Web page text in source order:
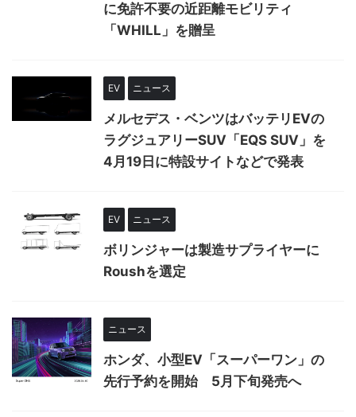
に免許不要の近距離モビリティ
「WHILL」を贈呈
EV ニュース
メルセデス・ベンツはバッテリEVの
ラグジュアリーSUV「EQS SUV」を
4月19日に特設サイトなどで発表
EV ニュース
ボリンジャーは製造サプライヤーに
Roushを選定
ニュース
ホンダ、小型EV「スーパーワン」の
先行予約を開始 5月下旬発売へ